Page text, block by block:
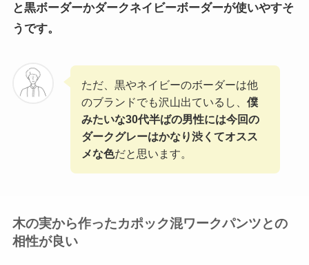
と黒ボーダーかダークネイビーボーダーが使いやすそ
うです。
ただ、黒やネイビーのボーダーは他
のブランドでも沢山出ているし、僕
みたいな30代半ばの男性には今回の
ダークグレーはかなり渋くてオスス
メな色だと思います。
木の実から作ったカポック混ワークパンツとの
相性が良い